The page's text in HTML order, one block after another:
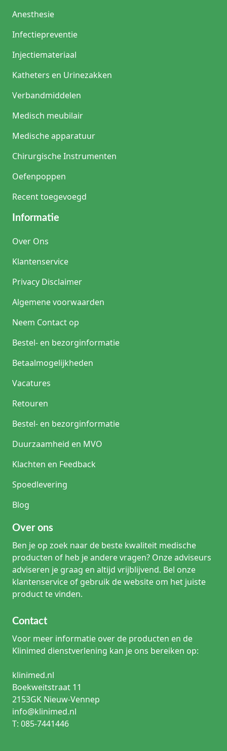
Anesthesie
Infectiepreventie
Injectiemateriaal
Katheters en Urinezakken
Verbandmiddelen
Medisch meubilair
Medische apparatuur
Chirurgische Instrumenten
Oefenpoppen
Recent toegevoegd
Informatie
Over Ons
Klantenservice
Privacy Disclaimer
Algemene voorwaarden
Neem Contact op
Bestel- en bezorginformatie
Betaalmogelijkheden
Vacatures
Retouren
Bestel- en bezorginformatie
Duurzaamheid en MVO
Klachten en Feedback
Spoedlevering
Blog
Over ons
Ben je op zoek naar de beste kwaliteit medische
producten of heb je andere vragen? Onze adviseurs
adviseren je graag en altijd vrijblijvend. Bel onze
klantenservice of gebruik de website om het juiste
product te vinden.
Contact
Voor meer informatie over de producten en de
Klinimed dienstverlening kan je ons bereiken op:
klinimed.nl
Boekweitstraat 11
2153GK Nieuw-Vennep
info@klinimed.nl
T: 085-7441446